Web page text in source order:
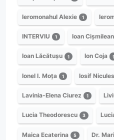
Ieromonahul Alexie 1
INTERVIU 1 Ioan
Ioan Lăcătușu 1 Ion Coja 1
Ionel I. Moța 1 Iosif
Lavinia-Elena Ciurez 1
Lucia Theodorescu 3
Maica Ecaterina 5 Dr.